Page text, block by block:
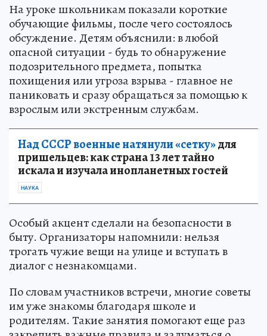
На уроке школьникам показали короткие
обучающие фильмы, после чего состоялось
обсуждение. Детям объяснили: в любой
опасной ситуации - будь то обнаружение
подозрительного предмета, попытка
похищения или угроза взрыва - главное не
паниковать и сразу обращаться за помощью к
взрослым или экстренным службам.
Над СССР военные натянули «сетку»для
пришельцев: как страна 13 лет тайно
искала и изучала инопланетных гостей
НАУКА
Особый акцент сделали на безопасности в
быту. Организаторы напомнили: нельзя
трогать чужие вещи на улице и вступать в
диалог с незнакомцами.
По словам участников встречи, многие советы
им уже знакомы благодаря школе и
родителям. Такие занятия помогают еще раз